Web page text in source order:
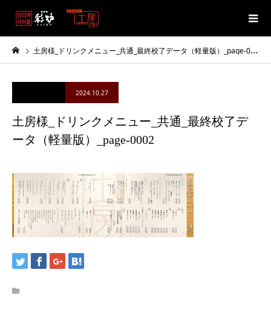
土房様_ドリンクメニュー_共通_最終校了データ（軽量版）_page-0002
2024.10.27
土房様_ドリンクメニュー_共通_最終校了デ
ータ（軽量版）_page-0002